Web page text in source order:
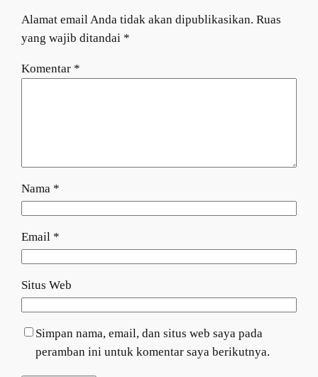
Alamat email Anda tidak akan dipublikasikan. Ruas
yang wajib ditandai *
Komentar *
Nama *
Email *
Situs Web
Simpan nama, email, dan situs web saya pada
peramban ini untuk komentar saya berikutnya.